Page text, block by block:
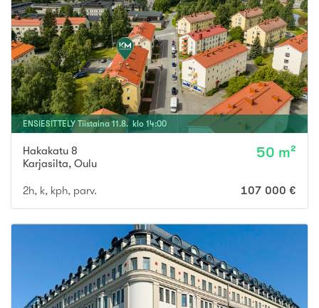
ENSIESITTELY Tiistaina 11 .8. klo 14:00
Hakakatu 8
Karjasilta, Oulu
50 m²
2h, k, kph, parv. 107 000 €